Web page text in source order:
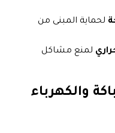
لحماية المبنى من
لمنع مشاكل
والكهرباء